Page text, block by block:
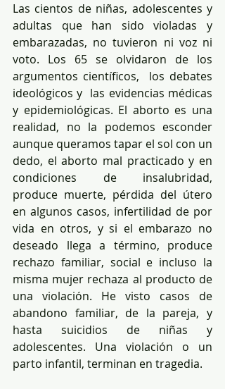
Las cientos de niñas, adolescentes y
adultas que han sido violadas y
embarazadas, no tuvieron ni voz ni
voto. Los 65 se olvidaron de los
argumentos científicos,  los debates
ideológicos y  las evidencias médicas
y epidemiológicas. El aborto es una
realidad, no la podemos esconder
aunque queramos tapar el sol con un
dedo, el aborto mal practicado y en
condiciones de insalubridad,
produce muerte, pérdida del útero
en algunos casos, infertilidad de por
vida en otros, y si el embarazo no
deseado llega a término, produce
rechazo familiar, social e incluso la
misma mujer rechaza al producto de
una violación. He visto casos de
abandono familiar, de la pareja, y
hasta suicidios de niñas y
adolescentes. Una violación o un
parto infantil, terminan en tragedia.